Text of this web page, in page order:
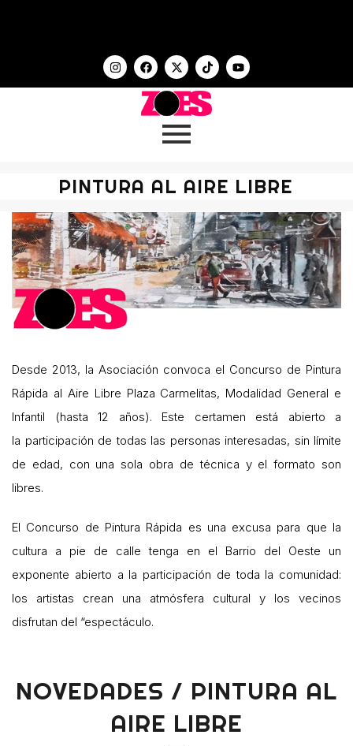
PINTURA AL AIRE LIBRE
Desde 2013, la Asociación convoca el Concurso de Pintura
Rápida al Aire Libre Plaza Carmelitas, Modalidad General e
Infantil (hasta 12 años). Este certamen está abierto a
la participación de todas las personas interesadas, sin límite
de edad, con una sola obra de técnica y el formato son
libres.
El Concurso de Pintura Rápida es una excusa para que la
cultura a pie de calle tenga en el Barrio del Oeste un
exponente abierto a la participación de toda la comunidad:
los artistas crean una atmósfera cultural y los vecinos
disfrutan del “espectáculo.
NOVEDADES / PINTURA AL
AIRE LIBRE